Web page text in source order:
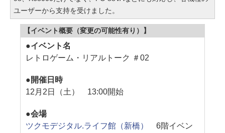
ユーザーから支持を受けました。
【イベント概要（変更の可能性有り）】
●イベント名
レトロゲーム・リアルトーク ＃02
●開催日時
12月2日（土） 13:00開始
●会場
ツクモデジタル.ライフ館（新橋）
6階イベン